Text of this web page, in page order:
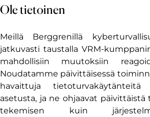
Ole tietoinen
Meillä Berggrenillä
jatkuvasti taustalla VRM-
mahdollisiin muutoksiin
Noudatamme päivittäisessä
havaittuja
asetusta, ja ne ohjaavat
tekemisen kuin